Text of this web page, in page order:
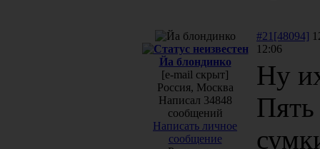
Йа блондинко
[e-mail скрыт]
Россия, Москва
Написал 34848
сообщений
Написать личное
сообщение
#21[48094]
12:06
Ну
Пять